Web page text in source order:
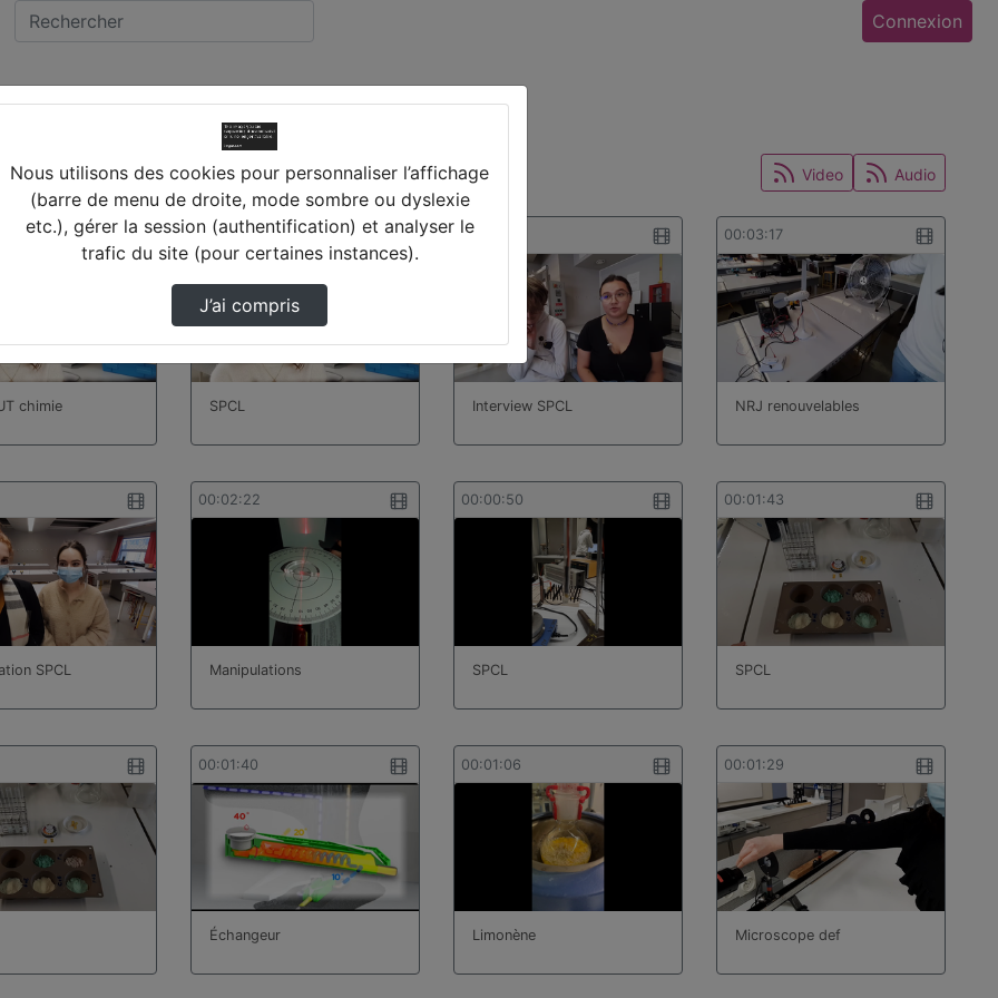
Connexion
trouvées Audio
Video
chimie
00:03:07
SPCL
00:03:22
Interview SPCL
00:03:17
NRJ renouvelables
SPCL
00:02:22
Manipulations
00:00:50
SPCL
00:01:43
SPCL
00:01:40
Échangeur
00:01:06
Limonène
00:01:29
Microscope def
Nous utilisons des cookies pour personnaliser l’affichage
(barre de menu de droite, mode sombre ou dyslexie
etc.), gérer la session (authentification) et analyser le
trafic du site (pour certaines instances).
J’ai compris